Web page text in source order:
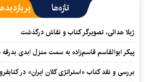
تازه‌ها
ژیلا هدائی، تصویرگر کتاب و نقاش درگذشت
پیکر ابوالقاسم قاسم‌زاده به سمت منزل ابدی
بررسی و نقد کتاب «استراتژی کلان ایران» در